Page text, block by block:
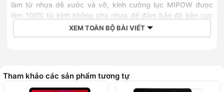
làm từ nhựa dễ xước và vỡ, kính cường lực MIPOW được
làm 100% từ kính không pha nhựa để đảm bảo độ bền cực
tốt. Độ cứng 9H cũng giúp miếng dán tới từ thương hiệu
MIPOW không dễ bị trầy khi tiếp xúc với những vật dụng
XEM TOÀN BỘ BÀI VIẾT
Tham khảo các sản phẩm tương tự